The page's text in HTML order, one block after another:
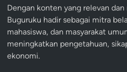
Dengan konten yang relevan
Buguruku hadir sebagai mitra
mahasiswa, dan masyarakat
meningkatkan pengetahuan,
ekonomi.